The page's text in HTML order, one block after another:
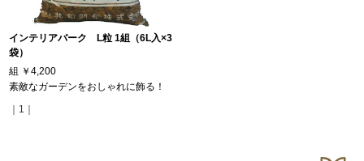
インテリアバーク L粒 1組（6L入×3
袋）
組 ￥4,200
素敵なガーデンをおしゃれに飾る！
｜1｜